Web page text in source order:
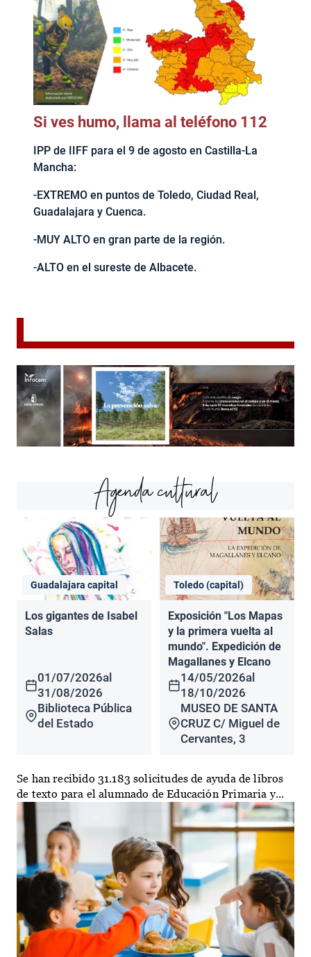
Si ves humo, llama al teléfono 112
IPP de IIFF para el 9 de agosto en Castilla-La
Mancha:
-EXTREMO en puntos de Toledo, Ciudad Real,
Guadalajara y Cuenca.
-MUY ALTO en gran parte de la región.
-ALTO en el sureste de Albacete.
Agenda cultural
Guadalajara capital
Los gigantes de Isabel
Salas
01/07/2026al
31/08/2026
Biblioteca Pública
del Estado
Toledo (capital)
Exposición "Los Mapas
y la primera vuelta al
mundo". Expedición de
Magallanes y Elcano
14/05/2026al
18/10/2026
MUSEO DE SANTA
CRUZ C/ Miguel de
Cervantes, 3
Se han recibido 31.183 solicitudes de ayuda de libros
de texto para el alumnado de Educación Primaria y...